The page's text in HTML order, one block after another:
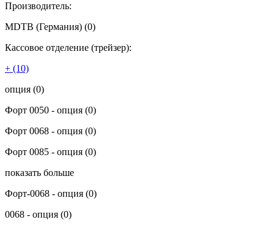
Производитель:
MDTB (Германия) (0)
Кассовое отделение (трейзер):
+ (10)
опция (0)
Форт 0050 - опция (0)
Форт 0068 - опция (0)
Форт 0085 - опция (0)
показать больше
Форт-0068 - опция (0)
0068 - опция (0)